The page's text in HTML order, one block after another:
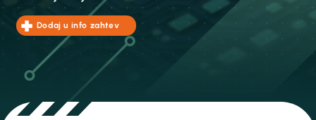
Dodaj u info zahtev